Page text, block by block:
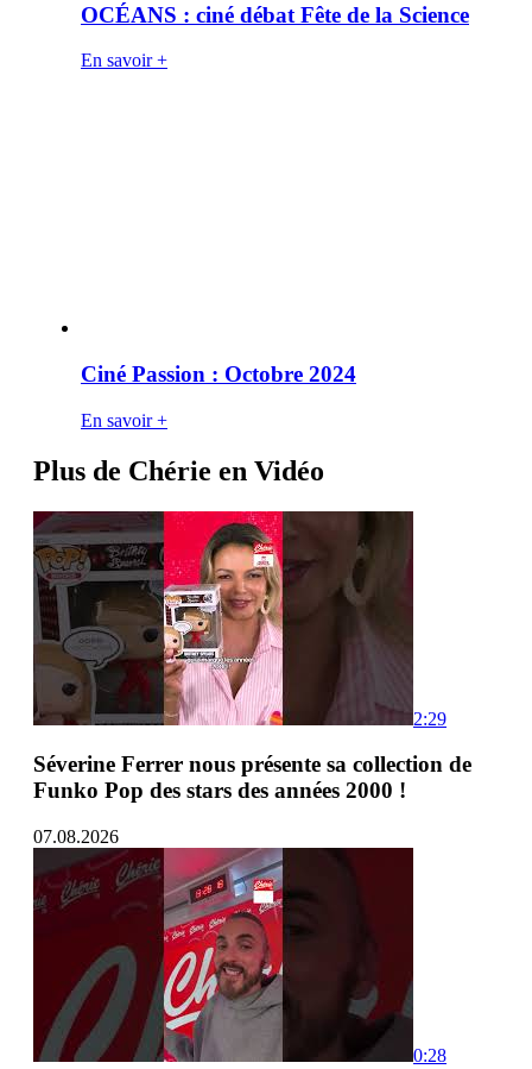
OCÉANS : ciné débat Fête de la Science
En savoir +
Ciné Passion : Octobre 2024
En savoir +
Plus de Chérie en Vidéo
2:29
Séverine Ferrer nous présente sa collection de
Funko Pop des stars des années 2000 !
07.08.2026
0:28